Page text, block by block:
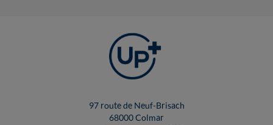
97 route de Neuf-Brisach
68000 Colmar